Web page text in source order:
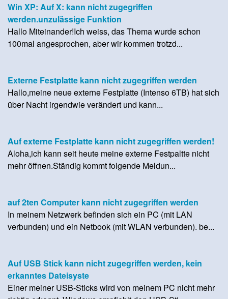
Win XP: Auf X: kann nicht zugegriffen
werden.unzulässige Funktion
Hallo Miteinander!Ich weiss, das Thema wurde schon
100mal angesprochen, aber wir kommen trotzd...
Externe Festplatte kann nicht zugegriffen werden
Hallo,meine neue externe Festplatte (Intenso 6TB) hat sich
über Nacht irgendwie verändert und kann...
Auf externe Festplatte kann nicht zugegriffen werden!
Aloha,ich kann seit heute meine externe Festpaltte nicht
mehr öffnen.Ständig kommt folgende Meldun...
auf 2ten Computer kann nicht zugegriffen werden
In meinem Netzwerk befinden sich ein PC (mit LAN
verbunden) und ein Netbook (mit WLAN verbunden). be...
Auf USB Stick kann nicht zugegriffen werden, kein
erkanntes Dateisyste
Einer meiner USB-Sticks wird von meinem PC nicht mehr